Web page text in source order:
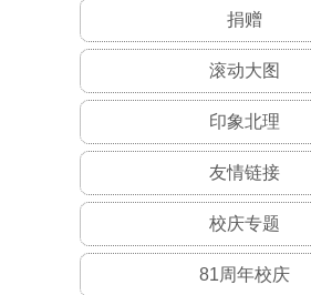
捐赠
滚动大图
印象北理
友情链接
校庆专题
81周年校庆